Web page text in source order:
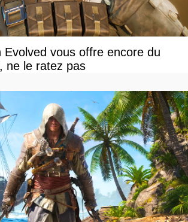
Evolved vous offre encore du
ne le ratez pas